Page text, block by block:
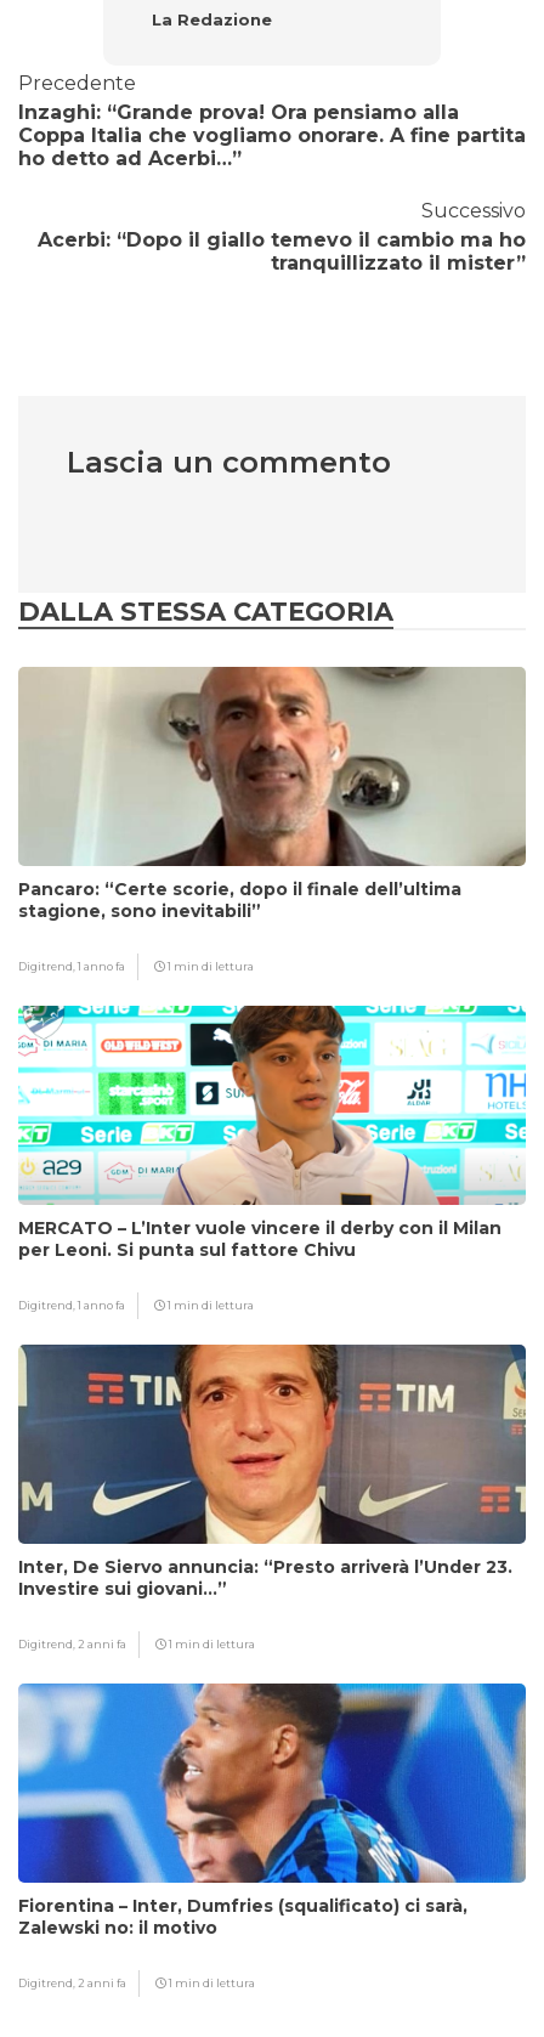
La Redazione
Precedente
Inzaghi: “Grande prova! Ora pensiamo alla
Coppa Italia che vogliamo onorare. A fine partita
ho detto ad Acerbi…”
Successivo
Acerbi: “Dopo il giallo temevo il cambio ma ho
tranquillizzato il mister”
Lascia un commento
DALLA STESSA CATEGORIA
Pancaro: “Certe scorie, dopo il finale dell’ultima
stagione, sono inevitabili”
Digitrend,1 anno fa 1 min di lettura
MERCATO – L’Inter vuole vincere il derby con il Milan
per Leoni. Si punta sul fattore Chivu
Digitrend,1 anno fa 1 min di lettura
Inter, De Siervo annuncia: “Presto arriverà l’Under 23.
Investire sui giovani…”
Digitrend, 2 anni fa 1 min di lettura
Fiorentina – Inter, Dumfries (squalificato) ci sarà,
Zalewski no: il motivo
Digitrend, 2 anni fa 1 min di lettura